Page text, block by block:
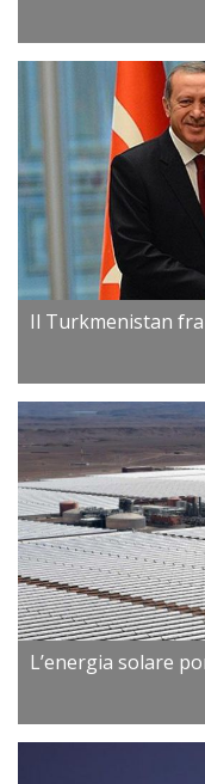
Il Turkmenistan
L’energia solare